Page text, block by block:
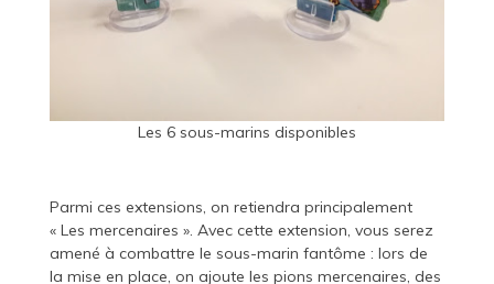
Les 6 sous-marins disponibles
Parmi ces extensions, on retiendra principalement
« Les mercenaires ». Avec cette extension, vous serez
amené à combattre le sous-marin fantôme : lors de
la mise en place, on ajoute les pions mercenaires, des